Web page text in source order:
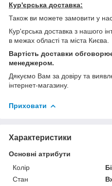
Кур'єрська доставка:
Також ви можете замовити у нас
Кур'єрська доставка з нашого
в межах області та міста Києва.
Вартість доставки
менеджером.
Дякуємо Вам за довіру та
інтернет-магазину.
Приховати
Характеристики
Основні атрибути
Колір
Стан